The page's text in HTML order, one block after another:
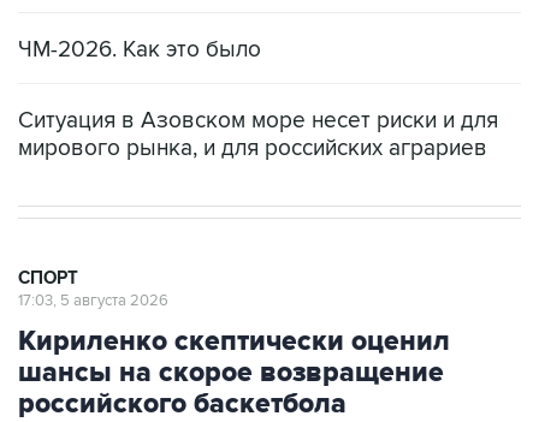
ЧМ-2026. Как это было
Ситуация в Азовском море несет риски и для
мирового рынка, и для российских аграриев
СПОРТ
17:03, 5 августа 2026
Кириленко скептически оценил
шансы на скорое возвращение
российского баскетбола